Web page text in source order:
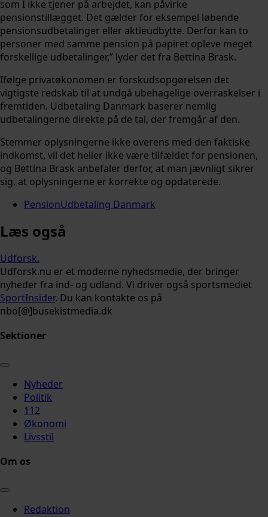
som I ikke tjener på arbejdet, kan påvirke
pensionstillægget. Det gælder for eksempel løbende
pensionsudbetalinger eller aktieudbytte. Derfor kan to
personer med samme pension på papiret opleve meget
forskellige udbetalinger,” lyder det fra Bettina Brask.
Ifølge privatøkonomen er forskudsopgørelsen det
vigtigste redskab til at undgå ubehagelige overraskelser i
fremtiden. Udbetaling Danmark baserer nemlig
udbetalingerne direkte på de tal, der fremgår af den.
Stemmer oplysningerne ikke overens med den faktiske
indkomst, vil det heller ikke være tilfældet for pensionen,
og Bettina Brask anbefaler derfor, at man jævnligt sikrer
sig, at oplysningerne er korrekte og opdaterede.
PensionUdbetaling Danmark
Læs også
Udforsk.
Udforsk.nu er et moderne nyhedsmedie, der bringer
nyheder fra ind- og udland. Vi driver også sportsmediet
SportInsider. Du kan kontakte os på
nbo[@]busekistmedia.dk
Sektioner
Nyheder
Politik
112
Økonomi
Livsstil
Om os
Redaktion